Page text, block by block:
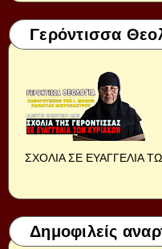
Γερόντισσα
ΣΧΟΛΙΑ ΣΕ ΕΥΑΓΓΕΛΙΑ
Δημοφιλείς